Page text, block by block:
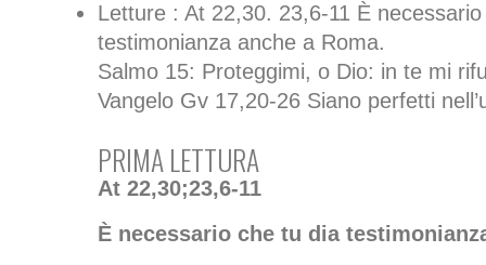
Letture : At 22,30. 23,6-11 È
testimonianza anche a Roma.
Salmo 15: Proteggimi, o Dio: in te mi
Vangelo Gv 17,20-26 Siano perfetti
PRIMA LETTURA
At 22,30;23,6-11
È necessario che tu dia